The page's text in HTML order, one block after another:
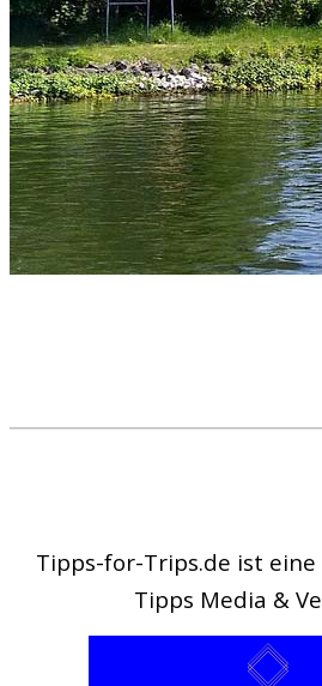
Tipps-for-Trips.de ist eine
Tipps Media &